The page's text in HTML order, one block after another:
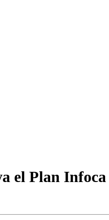
el Plan